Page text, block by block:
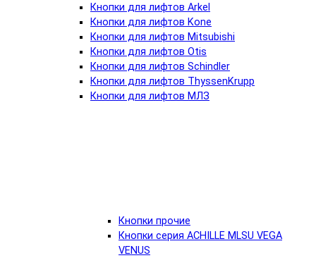
Кнопки для лифтов Arkel
Кнопки для лифтов Kone
Кнопки для лифтов Mitsubishi
Кнопки для лифтов Otis
Кнопки для лифтов Schindler
Кнопки для лифтов ThyssenKrupp
Кнопки для лифтов МЛЗ
Кнопки прочие
Кнопки серия ACHILLE MLSU VEGA
VENUS